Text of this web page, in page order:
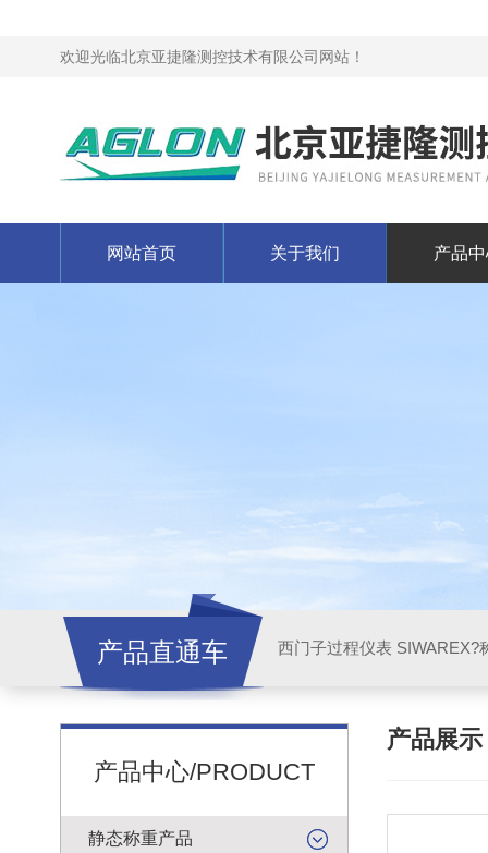
欢迎光临北京亚捷隆测控技术有限公司网站！
网站首页 关于我们 产品
产品直通车 西门子过程仪表 SIWAREX?
产品中心/PRODUCT
静态称重产品
产品展示